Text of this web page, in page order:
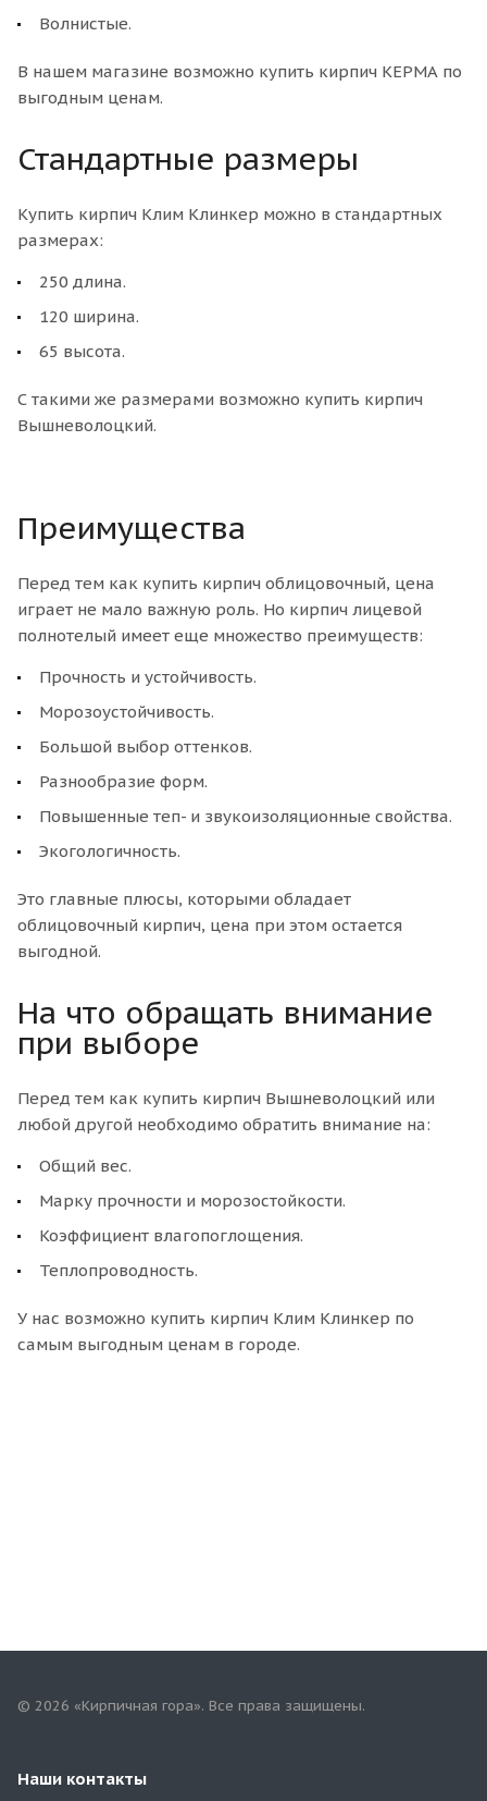
Волнистые.
В нашем магазине возможно купить кирпич КЕРМА по
выгодным ценам.
Стандартные размеры
Купить кирпич Клим Клинкер можно в стандартных
размерах:
250 длина.
120 ширина.
65 высота.
С такими же размерами возможно купить кирпич
Вышневолоцкий.
Преимущества
Перед тем как купить кирпич облицовочный, цена
играет не мало важную роль. Но кирпич лицевой
полнотелый имеет еще множество преимуществ:
Прочность и устойчивость.
Морозоустойчивость.
Большой выбор оттенков.
Разнообразие форм.
Повышенные теп- и звукоизоляционные свойства.
Экогологичность.
Это главные плюсы, которыми обладает
облицовочный кирпич, цена при этом остается
выгодной.
На что обращать внимание
при выборе
Перед тем как купить кирпич Вышневолоцкий или
любой другой необходимо обратить внимание на:
Общий вес.
Марку прочности и морозостойкости.
Коэффициент влагопоглощения.
Теплопроводность.
У нас возможно купить кирпич Клим Клинкер по
самым выгодным ценам в городе.
© 2026 «Кирпичная гора». Все права защищены.
Наши контакты